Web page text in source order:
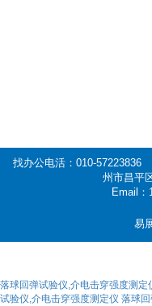
找办公电活：010-
州市昌平
Email：
易
落球回弹试验仪,介电击穿强度测定
试验仪,介电击穿强度测定仪 落球